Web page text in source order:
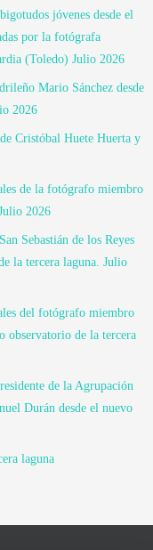
jóvenes desde el
por la fotógrafa
(Toledo) Julio 2026
Mario Sánchez desde
2026
Cristóbal Huete Huerta y
de la fotógrafo miembro
2026
Sebastián de los Reyes
la tercera laguna. Julio
del fotógrafo miembro
observatorio de la tercera
de la Agrupación
Durán desde el nuevo
laguna